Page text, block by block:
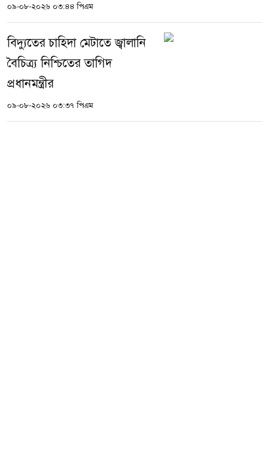
০৯-০৮-২০২৬ ০৩:৪৪ পিএম
বিদ্যুতের চাহিদা মেটাতে জ্বালানি
বৈচিত্র্য নিশ্চিতের তাগিদ
প্রধানমন্ত্রীর
০৯-০৮-২০২৬ ০৩:৩৭ পিএম